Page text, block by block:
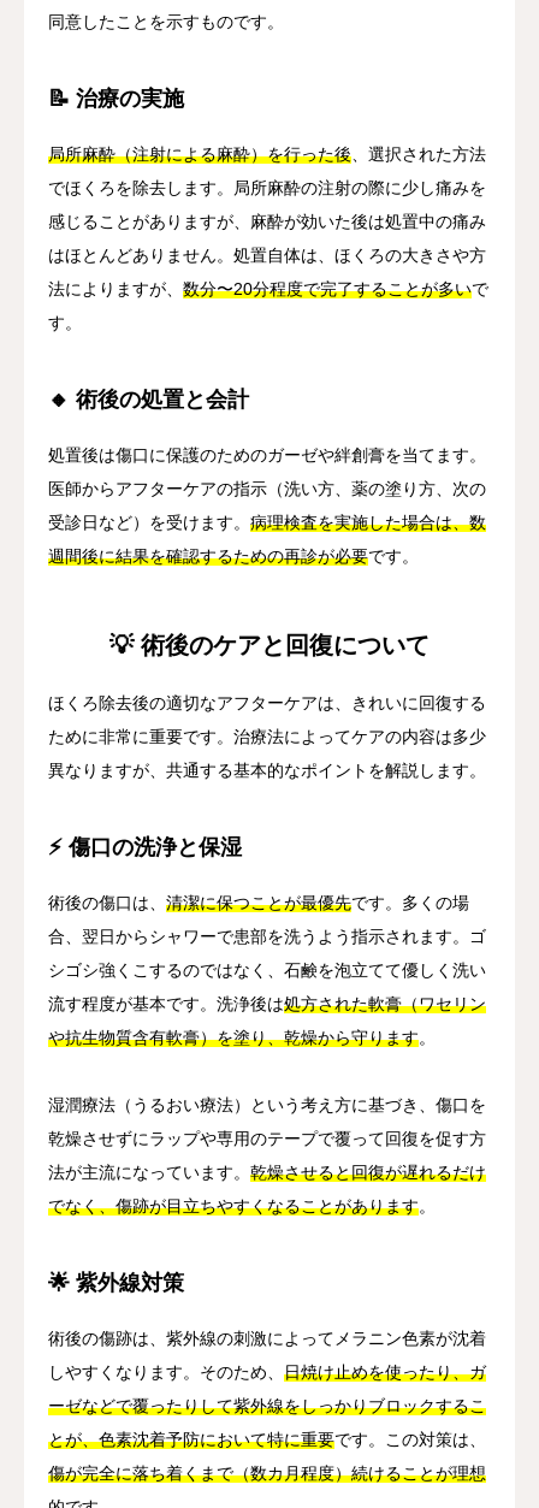
同意したことを示すものです。
📝 治療の実施
局所麻酔（注射による麻酔）を行った後 、選択された方法
でほくろを除去します。局所麻酔の注射の際に少し痛みを
感じることがありますが、麻酔が効いた後は処置中の痛み
はほとんどありません。処置自体は、ほくろの大きさや方
法によりますが、 数分〜20分程度で完了することが多いで
す。
🔸 術後の処置と会計
処置後は傷口に保護のためのガーゼや絆創膏を当てます。
医師からアフターケアの指示（洗い方、薬の塗り方、次の
受診日など）を受けます。 病理検査を実施した場合は、数
週間後に結果を確認するための再診が必要です。
💡 術後のケアと回復について
ほくろ除去後の適切なアフターケアは、きれいに回復する
ために非常に重要です。治療法によってケアの内容は多少
異なりますが、共通する基本的なポイントを解説します。
⚡ 傷口の洗浄と保湿
術後の傷口は、 清潔に保つことが最優先です。多くの場
合、翌日からシャワーで患部を洗うよう指示されます。ゴ
シゴシ強くこするのではなく、石鹸を泡立てて優しく洗い
流す程度が基本です。洗浄後は処方された軟膏（ワセリン
や抗生物質含有軟膏）を塗り、乾燥から守ります。
湿潤療法（うるおい療法）という考え方に基づき、傷口を
乾燥させずにラップや専用のテープで覆って回復を促す方
法が主流になっています。 乾燥させると回復が遅れるだけ
でなく、傷跡が目立ちやすくなることがあります。
🌟 紫外線対策
術後の傷跡は、紫外線の刺激によってメラニン色素が沈着
しやすくなります。そのため、 日焼け止めを使ったり、ガ
ーゼなどで覆ったりして紫外線をしっかりブロックするこ
とが、色素沈着予防において特に重要です。この対策は、
傷が完全に落ち着くまで（数カ月程度）続けることが理想